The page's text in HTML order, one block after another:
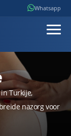
Whatsapp
Turkije,
nazorg voor